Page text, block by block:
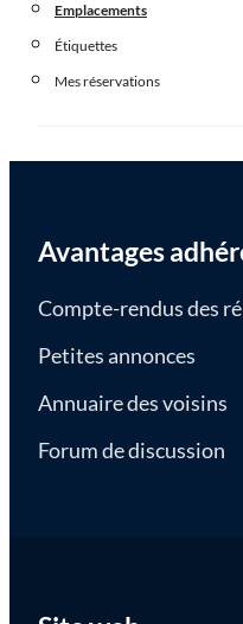
Emplacements
Étiquettes
Mes réservations
Avantages
Compte-rendus des
Petites annonces
Annuaire des voisins
Forum de discussion